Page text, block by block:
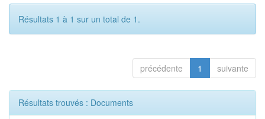
Résultats 1 à 1 sur un total de 1.
précédente 1 suivante
Résultats trouvés : Documents